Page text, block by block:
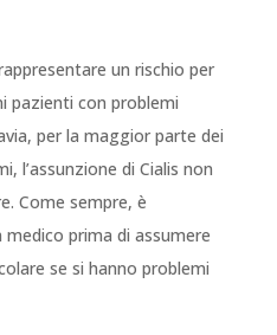
un rischio per
pazienti con problemi
per la maggior parte dei
l’assunzione di Cialis non
Come sempre, è
prima di assumere
se si hanno problemi